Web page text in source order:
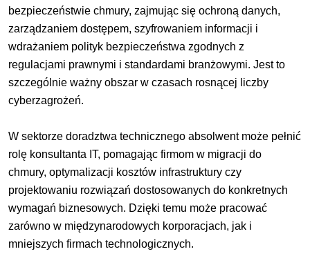
bezpieczeństwie chmury, zajmując się ochroną danych,
zarządzaniem dostępem, szyfrowaniem informacji i
wdrażaniem polityk bezpieczeństwa zgodnych z
regulacjami prawnymi i standardami branżowymi. Jest to
szczególnie ważny obszar w czasach rosnącej liczby
cyberzagrożeń.
W sektorze doradztwa technicznego absolwent może pełnić
rolę konsultanta IT, pomagając firmom w migracji do
chmury, optymalizacji kosztów infrastruktury czy
projektowaniu rozwiązań dostosowanych do konkretnych
wymagań biznesowych. Dzięki temu może pracować
zarówno w międzynarodowych korporacjach, jak i
mniejszych firmach technologicznych.